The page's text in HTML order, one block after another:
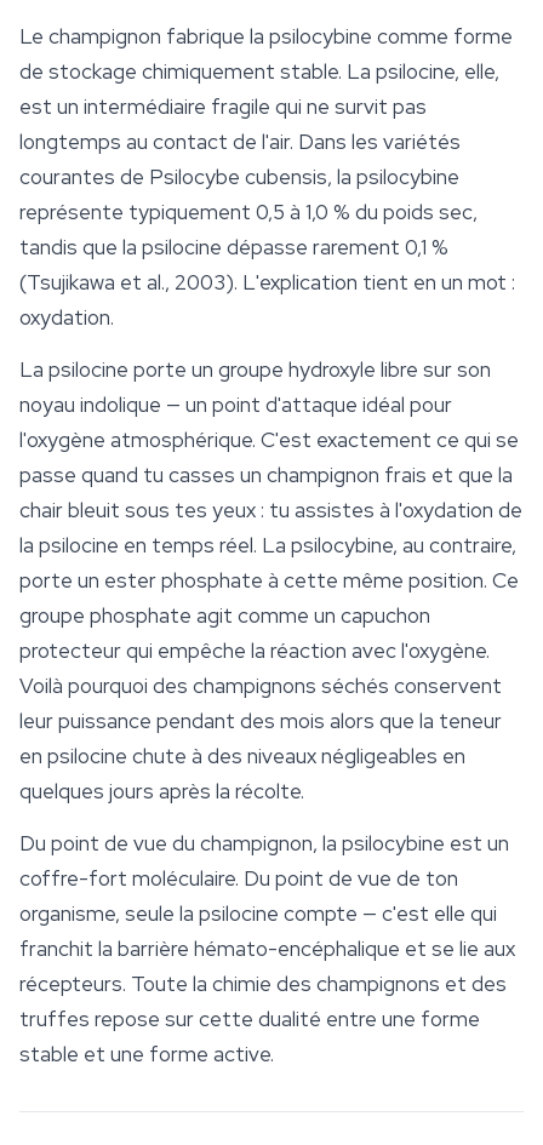
Le champignon fabrique la psilocybine comme forme
de stockage chimiquement stable. La psilocine, elle,
est un intermédiaire fragile qui ne survit pas
longtemps au contact de l'air. Dans les variétés
courantes de Psilocybe cubensis, la psilocybine
représente typiquement 0,5 à 1,0 % du poids sec,
tandis que la psilocine dépasse rarement 0,1 %
(Tsujikawa et al., 2003). L'explication tient en un mot :
oxydation.
La psilocine porte un groupe hydroxyle libre sur son
noyau indolique — un point d'attaque idéal pour
l'oxygène atmosphérique. C'est exactement ce qui se
passe quand tu casses un champignon frais et que la
chair bleuit sous tes yeux : tu assistes à l'oxydation de
la psilocine en temps réel. La psilocybine, au contraire,
porte un ester phosphate à cette même position. Ce
groupe phosphate agit comme un capuchon
protecteur qui empêche la réaction avec l'oxygène.
Voilà pourquoi des champignons séchés conservent
leur puissance pendant des mois alors que la teneur
en psilocine chute à des niveaux négligeables en
quelques jours après la récolte.
Du point de vue du champignon, la psilocybine est un
coffre-fort moléculaire. Du point de vue de ton
organisme, seule la psilocine compte — c'est elle qui
franchit la barrière hémato-encéphalique et se lie aux
récepteurs. Toute la chimie des champignons et des
truffes repose sur cette dualité entre une forme
stable et une forme active.